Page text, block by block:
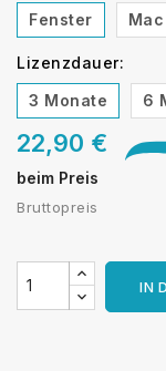
Fenster
Mac
Lizenzdauer:
3 Monate
6
22,90 €
beim Preis
Bruttopreis
IN